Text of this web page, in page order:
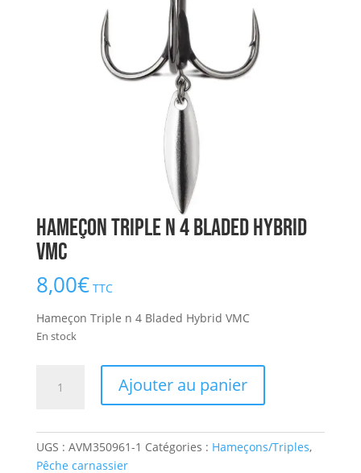
Hameçon Triple n 4 Bladed Hybrid
VMC
8,00€ TTC
Hameçon Triple n 4 Bladed Hybrid VMC
En stock
Triple
n
4
Ajouter au panier
UGS : AVM350961-1 Catégories : Hameçons/Triples,
Pêche carnassier